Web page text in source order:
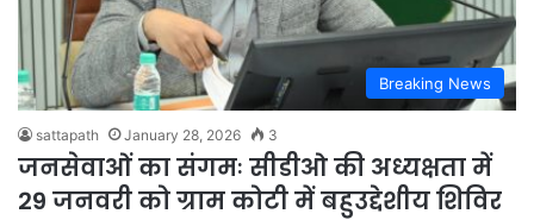
Breaking News
sattapath January 28, 2026 3
जनसेवाओं का संगमः सीडीओ की अध्यक्षता में
29 जनवरी को ग्राम कोटी में बहुउद्देशीय शिविर